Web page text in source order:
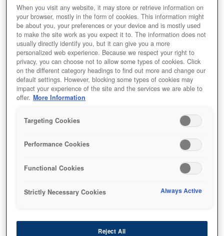
وظيفة العرض المتعدد
Find support
صور واضحة وألوان زاهية، حتى في الأماكن ذات
When you visit any website, it may store or retrieve information on
your browser, mostly in the form of cookies. This information might
be about you, your preferences or your device and is mostly used
to make the site work as you expect it to. The information does not
usually directly identify you, but it can give you a more
personalized web experience. Because we respect your right to
privacy, you can choose not to allow some types of cookies. Click
on the different category headings to find out more and change our
default settings. However, blocking some types of cookies may
impact your experience of the site and the services we are able to
offer. More Information
Targeting Cookies
Performance Cookies
Functional Cookies
Strictly Necessary Cookies Always Active
Reject All